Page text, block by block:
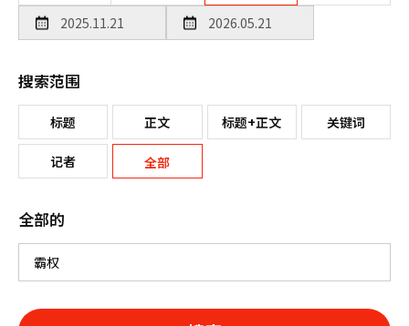
搜索范围
标题 正文 标题+正文 关键词
记者 全部
全部的